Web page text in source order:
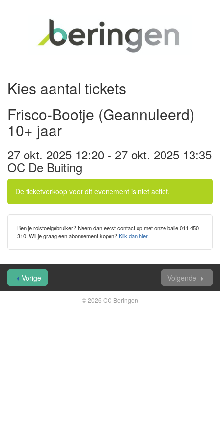
Kies aantal tickets
Frisco-Bootje (Geannuleerd)
10+ jaar
27 okt. 2025 12:20 - 27 okt. 2025 13:35
OC De Buiting
De ticketverkoop voor dit evenement is niet actief.
Ben je rolstoelgebruiker? Neem dan eerst contact op met onze balie 011 450
310. Wil je graag een abonnement kopen?Klik dan hier.
Vorige Volgende
© 2026 CC Beringen